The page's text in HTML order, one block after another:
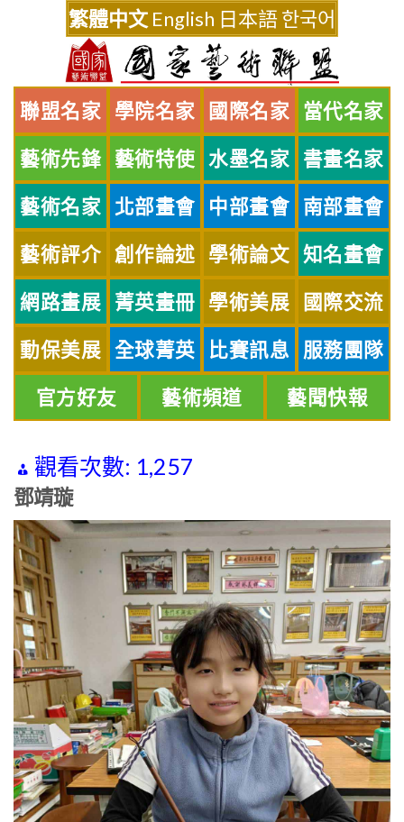
繁體中文 English 日本語한국어
聯盟名家 學院名家 國際名家 當代名家
藝術先鋒 藝術特使 水墨名家 書畫名家
藝術名家 北部畫會 中部畫會 南部畫會
藝術評介 創作論述 學術論文 知名畫會
網路畫展 菁英畫冊 學術美展 國際交流
動保美展 全球菁英 比賽訊息 服務團隊
官方好友 藝術頻道 藝聞快報
觀看次數: 1,257
鄧靖璇